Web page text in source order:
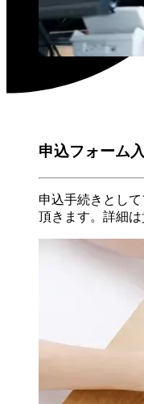
申込フォーム
申込手続きとし
頂きます。詳細は